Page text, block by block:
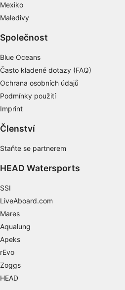
Mexiko
Maledivy
Společnost
Blue Oceans
Často kladené dotazy (FAQ)
Ochrana osobních údajů
Podmínky použití
Imprint
Členství
Staňte se partnerem
HEAD Watersports
SSI
LiveAboard.com
Mares
Aqualung
Apeks
rEvo
Zoggs
HEAD